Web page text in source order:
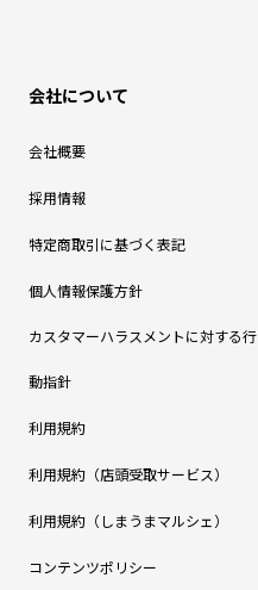
会社について
会社概要
採用情報
特定商取引に基づく表記
個人情報保護方針
カスタマーハラスメントに対する行
動指針
利用規約
利用規約（店頭受取サービス）
利用規約（しまうまマルシェ）
コンテンツポリシー